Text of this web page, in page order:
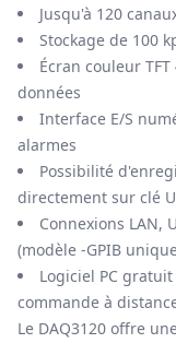
Jusqu'à 120
Stockage de 100
Écran couleur
données
Interface E/S
alarmes
Possibilité
directement sur clé
Connexions LAN,
(modèle -GPIB
Logiciel PC
commande à
Le DAQ3120 offre